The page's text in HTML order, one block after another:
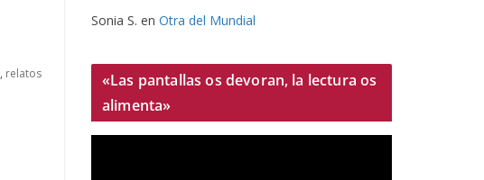
, relatos
Sonia S. en Otra del Mundial
«Las pantallas os devoran, la lectura os
alimenta»